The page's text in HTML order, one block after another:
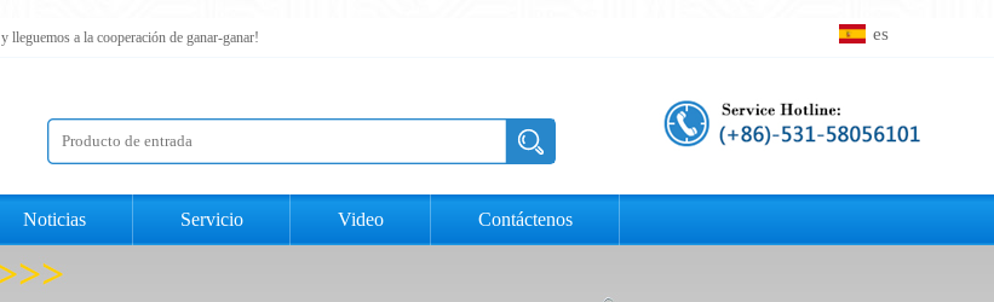
lleguemos a la cooperación de ganar-ganar! es
Noticias Servicio Video Contáctenos